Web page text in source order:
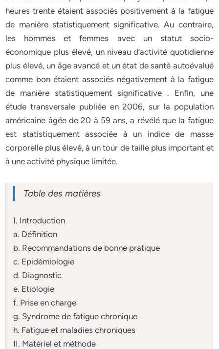
heures trente étaient associés positivement à la fatigue
de manière statistiquement significative. Au contraire,
les hommes et femmes avec un statut socio-
économique plus élevé, un niveau d’activité quotidienne
plus élevé, un âge avancé et un état de santé autoévalué
comme bon étaient associés négativement à la fatigue
de manière statistiquement significative . Enfin, une
étude transversale publiée en 2006, sur la population
américaine âgée de 20 à 59 ans, a révélé que la fatigue
est statistiquement associée à un indice de masse
corporelle plus élevé, à un tour de taille plus important et
à une activité physique limitée.
Table des matières
I. Introduction
a. Définition
b. Recommandations de bonne pratique
c. Epidémiologie
d. Diagnostic
e. Etiologie
f. Prise en charge
g. Syndrome de fatigue chronique
h. Fatigue et maladies chroniques
II. Matériel et méthode